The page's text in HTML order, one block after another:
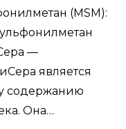
(MSM):
—
является
содержанию
Она…